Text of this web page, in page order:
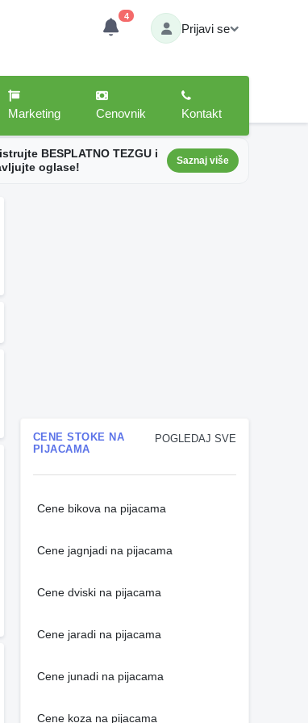
4
Prijavi se
Marketing
Cenovnik Kontakt
BESPLATNO TEZGU i
oglase!
Saznaj više
POGLEDAJ SVE
CENE STOKE NA
PIJACAMA
Cene bikova na pijacama
Cene jagnjadi na pijacama
Cene dviski na pijacama
Cene jaradi na pijacama
Cene junadi na pijacama
Cene koza na pijacama